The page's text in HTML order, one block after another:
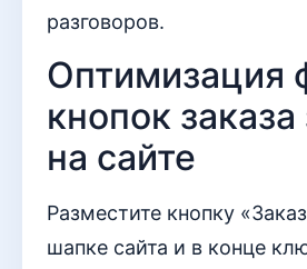
разговоров.
Оптимизация
кнопок заказа
на сайте
Разместите кнопку
шапке сайта и в конце